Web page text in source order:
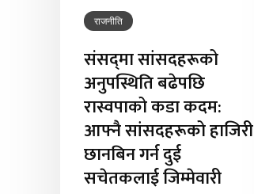
राजनीति
संसद्‌मा सांसदहरूको
अनुपस्थिति बढेपछि
रास्वपाको कडा कदम:
आफ्नै सांसदहरूको हाजिरी
छानबिन गर्न दुई
सचेतकलाई जिम्मेवारी